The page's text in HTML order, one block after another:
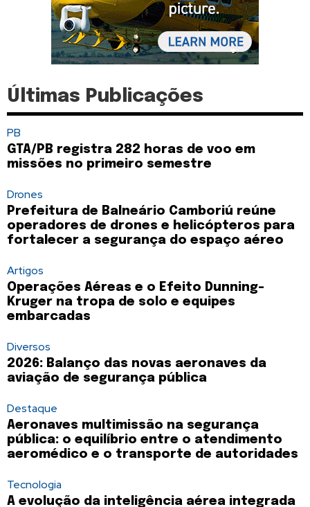
Últimas Publicações
PB
GTA/PB registra 282 horas de voo em
missões no primeiro semestre
Drones
Prefeitura de Balneário Camboriú reúne
operadores de drones e helicópteros para
fortalecer a segurança do espaço aéreo
Artigos
Operações Aéreas e o Efeito Dunning-
Kruger na tropa de solo e equipes
embarcadas
Diversos
2026: Balanço das novas aeronaves da
aviação de segurança pública
Destaque
Aeronaves multimissão na segurança
pública: o equilíbrio entre o atendimento
aeromédico e o transporte de autoridades
Tecnologia
A evolução da inteligência aérea integrada